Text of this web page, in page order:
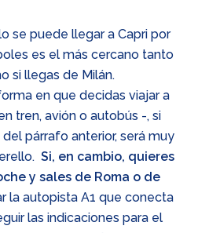
se puede llegar a Capri por
es el más cercano tanto
si llegas de Milán.
en que decidas viajar a
tren, avión o autobús -, si
párrafo anterior, será muy
Si, en cambio, quieres
y sales de Roma o de
la autopista A1 que conecta
las indicaciones para el